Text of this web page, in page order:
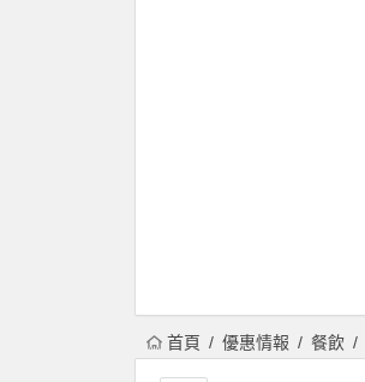
首頁 優惠情報 餐飲